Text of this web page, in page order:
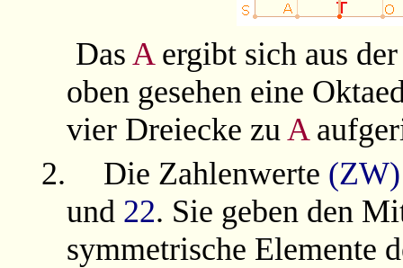
Das Aergibt sich aus
oben gesehen eine
vier Dreiecke zu A
2.
Die Zahlenwerte (ZW)
und 22. Sie geben den
symmetrische Elemente